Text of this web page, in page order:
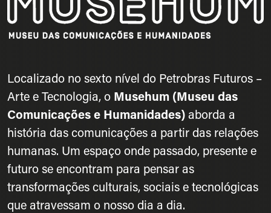
Localizado no sexto nível do Petrobras Futuros –
Arte e Tecnologia, o Musehum (Museu das
Comunicações e Humanidades)aborda a
história das comunicações a partir das relações
humanas. Um espaço onde passado, presente e
futuro se encontram para pensar as
transformações culturais, sociais e tecnológicas
que atravessam o nosso dia a dia.